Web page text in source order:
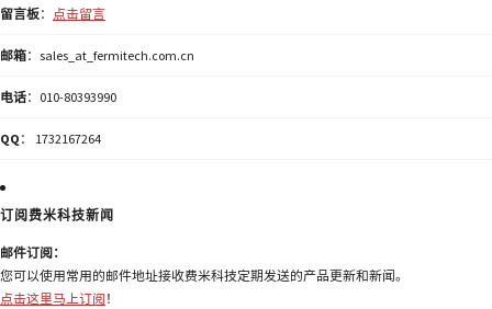
留言板： 点击留言
邮箱：sales_at_fermitech.com.cn
电话：010-80393990
QQ ： 1732167264
订阅费米科技新闻
邮件订阅：
您可以使用常用的邮件地址接收费米科技定期发送的产品更新和新闻。
点击这里马上订阅 ！